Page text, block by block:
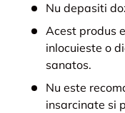
Nu depasiti
Acest produs
inlocuieste o
sanatos.
Nu este
insarcinate si